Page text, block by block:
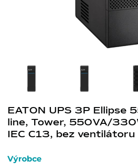
EATON UPS 3P Ellipse
line, Tower, 550VA/
IEC C13, bez ventilátoru
Výrobce